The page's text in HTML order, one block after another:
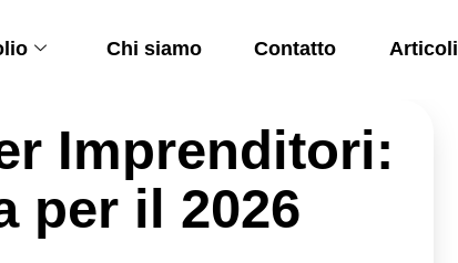
Chi siamo Contatto Articoli
Imprenditori:
per il 2026